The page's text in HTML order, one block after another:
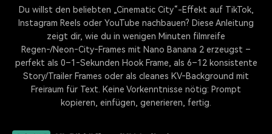
Du willst den beliebten „Cinematic City“-Effekt auf TikTok,
Instagram Reels oder YouTube nachbauen? Diese Anleitung
zeigt dir, wie du in wenigen Minuten filmreife
Regen‑/Neon‑City‑Frames mit Nano Banana 2 erzeugst –
perfekt als 0–1‑Sekunden Hook Frame, als 6–12 konsistente
Story/Trailer Frames oder als cleanes KV‑Background mit
Freiraum für Text. Keine Vorkenntnisse nötig: Prompt
kopieren, einfügen, generieren, fertig.